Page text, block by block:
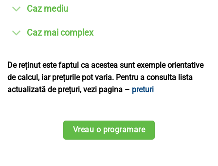
Caz mediu
Caz mai complex
De reținut este faptul ca acestea sunt exemple orientative
de calcul, iar prețurile pot varia. Pentru a consulta lista
actualizată de prețuri, vezi pagina – preturi
Vreau o programare